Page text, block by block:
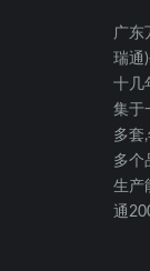
广东
瑞通
十几
集于
多套
多个
生产
通